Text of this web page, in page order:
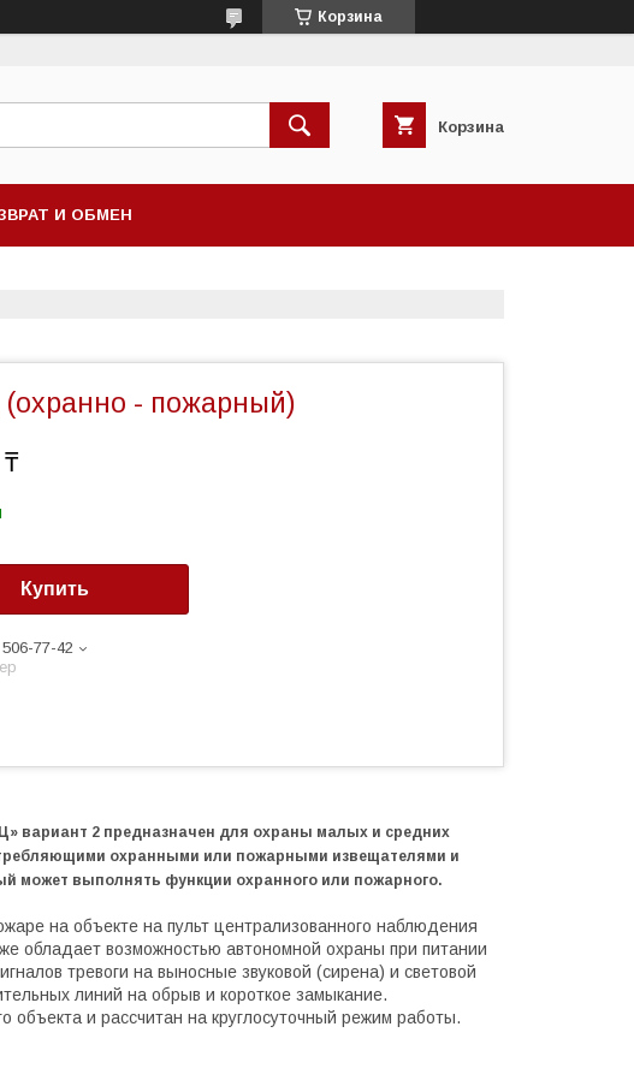
Корзина
Корзина
И ОБМЕН
(охранно - пожарный)
Купить
77-42
вариант 2 предназначен для охраны малых и средних
охранными или пожарными извещателями и
может выполнять функции охранного или пожарного.
на объекте на пульт централизованного наблюдения
обладает возможностью автономной охраны при питании
тревоги на выносные звуковой (сирена) и световой
линий на обрыв и короткое замыкание.
объекта и рассчитан на круглосуточный режим работы.